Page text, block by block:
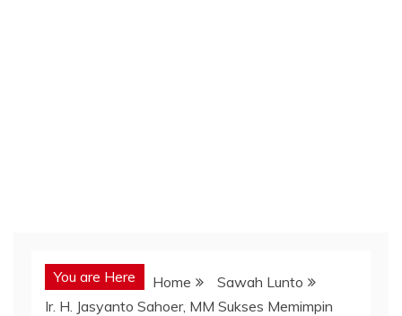
You are Here Home
Sawah Lunto
Ir. H. Jasyanto Sahoer, MM Sukses Memimpin